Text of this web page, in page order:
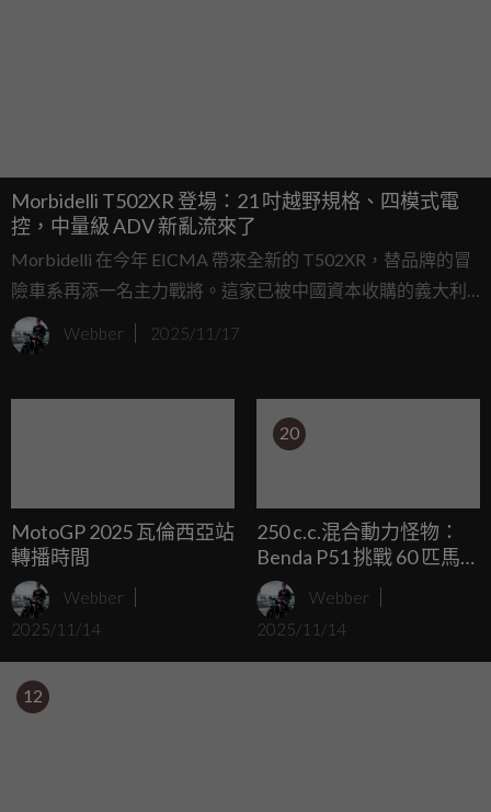
Morbidelli T502XR 登場：21 吋越野規格、四模式電
控，中量級 ADV 新亂流來了
Morbidelli 在今年 EICMA 帶來全新的 T502XR，替品牌的冒
險車系再添一名主力戰將。這家已被中國資本收購的義大利
品牌，近年持續針對歐洲冒險車市場布局，而 T502XR 也瞄
準 Voge DS525X、QJMotor SRT600 S 等中量級 ADV 勢力，
Webber 2025/11/17
MotoGP 2025 瓦倫西亞站
轉播時間
Webber
2025/11/14
20
250 c.c.混合動力怪物：
Benda P51 挑戰 60 匹馬力
極限
Webber
2025/11/14
12